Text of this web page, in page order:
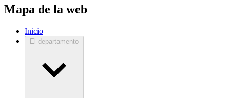
Mapa de la web
Inicio
El departamento